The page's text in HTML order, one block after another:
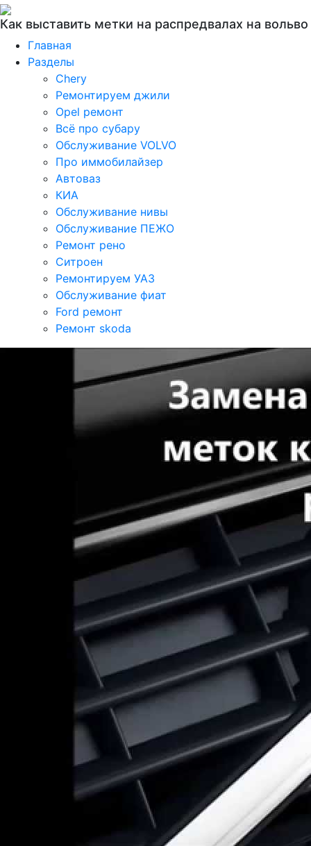
Как выставить метки на распредвалах на вольво
Главная
Разделы
Chery
Ремонтируем джили
Opel ремонт
Всё про субару
Обслуживание VOLVO
Про иммобилайзер
Автоваз
КИА
Обслуживание нивы
Обслуживание ПЕЖО
Ремонт рено
Ситроен
Ремонтируем УАЗ
Обслуживание фиат
Ford ремонт
Ремонт skoda